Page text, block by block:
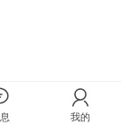
我的